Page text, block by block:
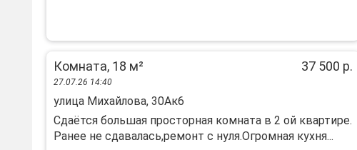
Комната, 18 м² 37 500 р.
27.07.26 14:40
улица Михайлова, 30Ак6
Сдаётся большая просторная комната в 2 ой квартире.
Ранее не сдавалась,ремонт с нуля.Огромная кухня...